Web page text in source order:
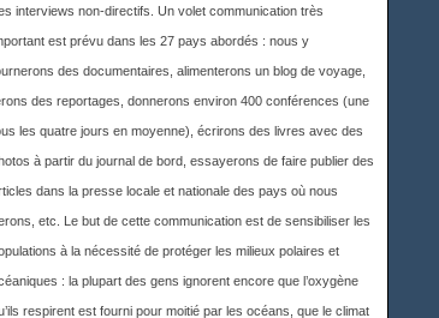
interviews non-directifs. Un volet communication très
est prévu dans les 27 pays abordés : nous y
des documentaires, alimenterons un blog de voyage,
des reportages, donnerons environ 400 conférences (une
les quatre jours en moyenne), écrirons des livres avec des
à partir du journal de bord, essayerons de faire publier des
dans la presse locale et nationale des pays où nous
etc. Le but de cette communication est de sensibiliser les
à la nécessité de protéger les milieux polaires et
: la plupart des gens ignorent encore que l’oxygène
respirent est fourni pour moitié par les océans, que le climat